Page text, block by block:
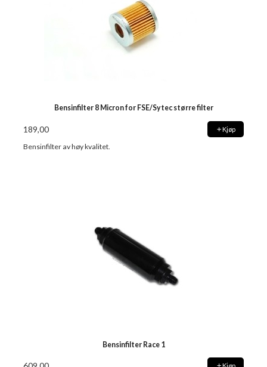
Bensinfilter 8 Micron for FSE/Sytec større filter
189,00 Kjøp
Bensinfilter av høy kvalitet.
Bensinfilter Race 1